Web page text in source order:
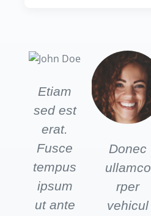
Etiam
sed est
erat.
Fusce
tempus
ipsum
ut ante
Donec
ullamco
rper
vehicul